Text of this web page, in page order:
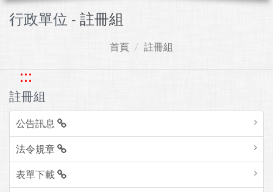
行政單位 - 註冊組
首頁 註冊組
:::
註冊組
公告訊息
法令規章
表單下載